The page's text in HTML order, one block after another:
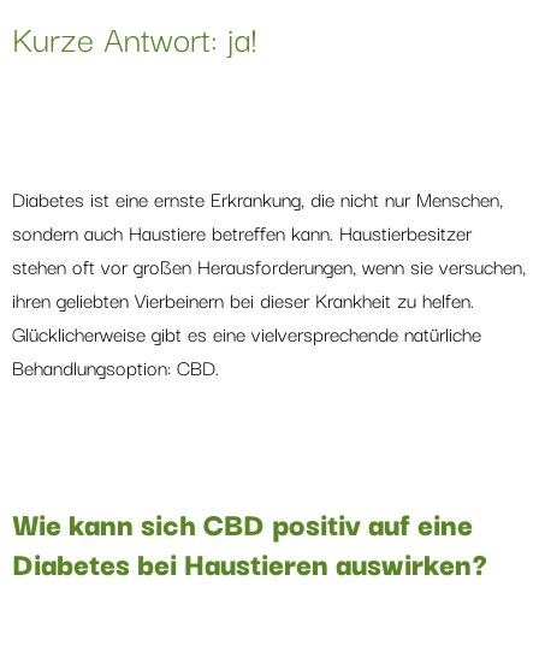
Kurze Antwort: ja!
Diabetes ist eine ernste Erkrankung, die nicht nur Menschen,
sondern auch Haustiere betreffen kann. Haustierbesitzer
stehen oft vor großen Herausforderungen, wenn sie versuchen,
ihren geliebten Vierbeinern bei dieser Krankheit zu helfen.
Glücklicherweise gibt es eine vielversprechende natürliche
Behandlungsoption: CBD.
Wie kann sich CBD positiv auf eine
Diabetes bei Haustieren auswirken?